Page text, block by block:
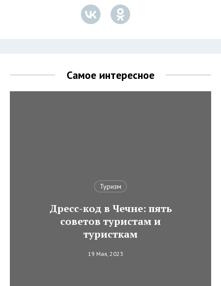
Самое интересное
Туризм
Дресс-код в Чечне: пять
советов туристам и
туристкам
19 Мая, 2023